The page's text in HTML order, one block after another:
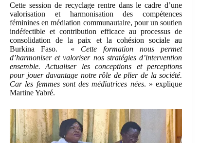
Cette session de recyclage rentre dans le cadre d’une
valorisation et harmonisation des compétences
féminines en médiation communautaire, pour un soutien
indéfectible et contribution efficace au processus de
consolidation de la paix et la cohésion sociale au
Burkina Faso. « Cette formation nous permet
d’harmoniser et valoriser nos stratégies d’intervention
ensemble. Actualiser les conceptions et perceptions
pour jouer davantage notre rôle de plier de la société.
Car les femmes sont des médiatrices nées. » explique
Martine Yabré.